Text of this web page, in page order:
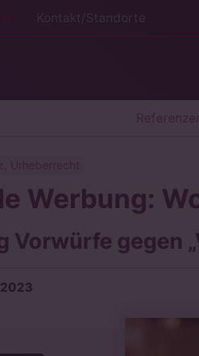
Kontakt/Standorte
Werbung:
Vorwürfe gegen